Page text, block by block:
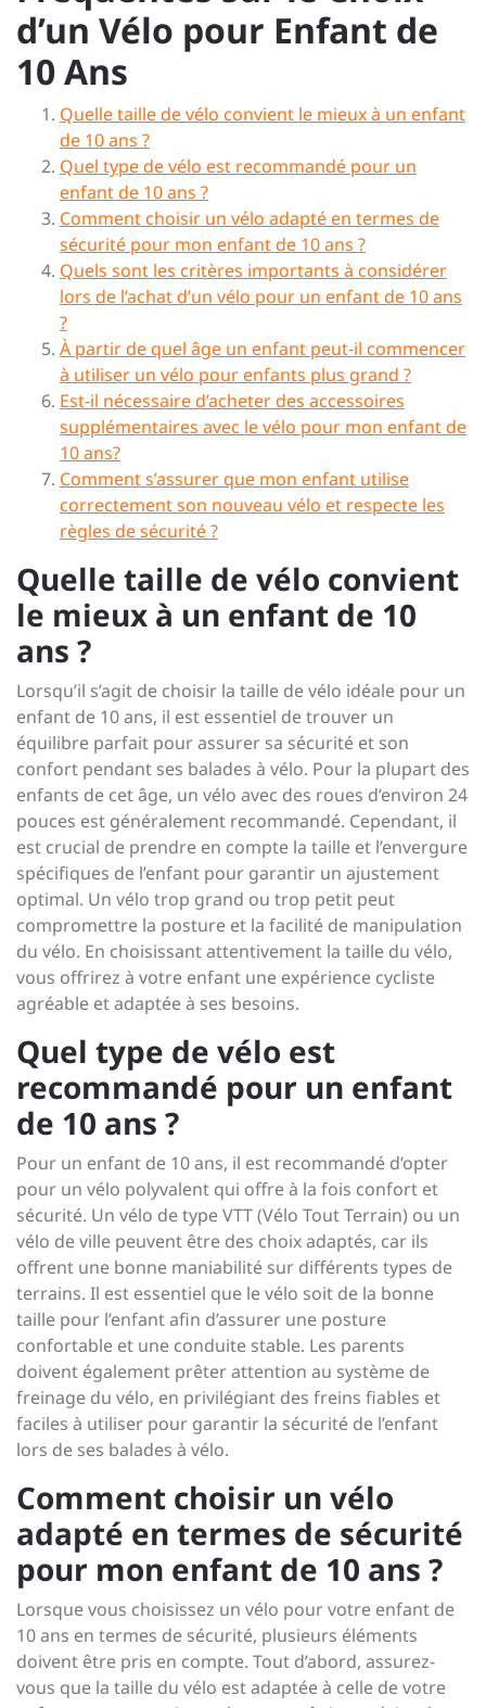
d’un Vélo pour Enfant de
10 Ans
Quelle taille de vélo convient le mieux à un enfant
de 10 ans ?
Quel type de vélo est recommandé pour un
enfant de 10 ans ?
Comment choisir un vélo adapté en termes de
sécurité pour mon enfant de 10 ans ?
Quels sont les critères importants à considérer
lors de l’achat d’un vélo pour un enfant de 10 ans
?
À partir de quel âge un enfant peut-il commencer
à utiliser un vélo pour enfants plus grand ?
Est-il nécessaire d’acheter des accessoires
supplémentaires avec le vélo pour mon enfant de
10 ans?
Comment s’assurer que mon enfant utilise
correctement son nouveau vélo et respecte les
règles de sécurité ?
Quelle taille de vélo convient
le mieux à un enfant de 10
ans ?
Lorsqu’il s’agit de choisir la taille de vélo idéale pour un
enfant de 10 ans, il est essentiel de trouver un
équilibre parfait pour assurer sa sécurité et son
confort pendant ses balades à vélo. Pour la plupart des
enfants de cet âge, un vélo avec des roues d’environ 24
pouces est généralement recommandé. Cependant, il
est crucial de prendre en compte la taille et l’envergure
spécifiques de l’enfant pour garantir un ajustement
optimal. Un vélo trop grand ou trop petit peut
compromettre la posture et la facilité de manipulation
du vélo. En choisissant attentivement la taille du vélo,
vous offrirez à votre enfant une expérience cycliste
agréable et adaptée à ses besoins.
Quel type de vélo est
recommandé pour un enfant
de 10 ans ?
Pour un enfant de 10 ans, il est recommandé d’opter
pour un vélo polyvalent qui offre à la fois confort et
sécurité. Un vélo de type VTT (Vélo Tout Terrain) ou un
vélo de ville peuvent être des choix adaptés, car ils
offrent une bonne maniabilité sur différents types de
terrains. Il est essentiel que le vélo soit de la bonne
taille pour l’enfant afin d’assurer une posture
confortable et une conduite stable. Les parents
doivent également prêter attention au système de
freinage du vélo, en privilégiant des freins fiables et
faciles à utiliser pour garantir la sécurité de l’enfant
lors de ses balades à vélo.
Comment choisir un vélo
adapté en termes de sécurité
pour mon enfant de 10 ans ?
Lorsque vous choisissez un vélo pour votre enfant de
10 ans en termes de sécurité, plusieurs éléments
doivent être pris en compte. Tout d’abord, assurez-
vous que la taille du vélo est adaptée à celle de votre